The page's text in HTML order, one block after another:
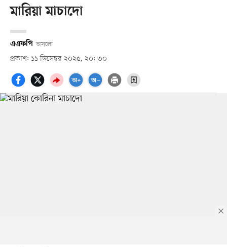
মারিয়া মাচাদো
এএফপি অসলো
প্রকাশ: ১১ ডিসেম্বর ২০২৫, ২০: ৩০